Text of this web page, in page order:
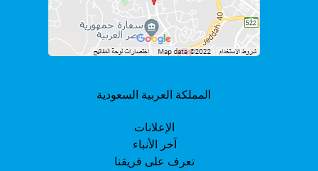
المملكة العربية السعودية
الإعلانات
آخر الأنباء
تعرف على فريقنا